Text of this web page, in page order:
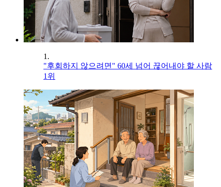
1.
"후회하지 않으려면" 60세 넘어 끊어내야 할 사람
1위